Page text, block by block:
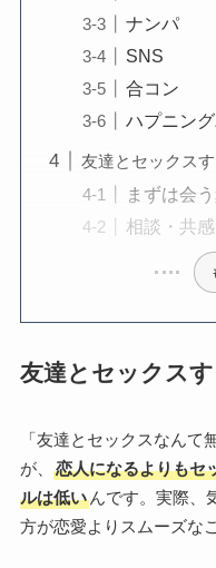
ナンパ
SNS
合コン
ハプニン
友達とセックス
まずは会
相談・共
友達とセックスす
「友達とセックスなん
が、
恋人になるよりもセ
ルは低いんです。実際、
方が恋愛よりスムーズな